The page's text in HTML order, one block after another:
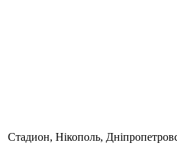
Стадион, Нікополь,